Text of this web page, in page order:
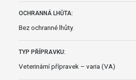
OCHRANNÁ LHŮTA:
Bez ochranné lhůty.
TYP PŘÍPRAVKU:
Veterinární přípravek – varia (VA)